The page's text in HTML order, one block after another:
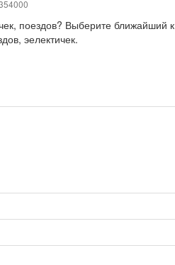
поездов? Выберите
эелектичек.